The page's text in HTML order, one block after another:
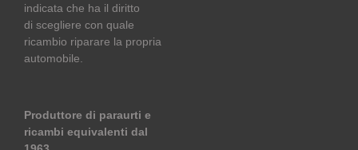
indicata che ha il diritto
di scegliere con quale
ricambio riparare la propria
automobile.
Produttore di paraurti e
ricambi equivalenti dal